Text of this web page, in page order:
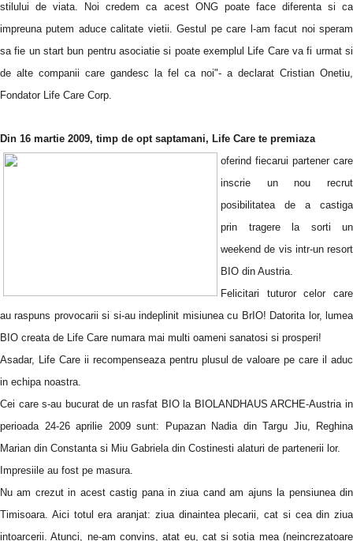
stilului de viata. Noi credem ca acest ONG poate face diferenta si ca
impreuna putem aduce calitate vietii. Gestul pe care l-am facut noi speram
sa fie un start bun pentru asociatie si poate exemplul Life Care va fi urmat si
de alte companii care gandesc la fel ca noi"- a declarat Cristian Onetiu,
Fondator Life Care Corp.
Din 16 martie 2009, timp de opt saptamani, Life Care te premiaza
oferind fiecarui partener care
inscrie un nou recrut
posibilitatea de a castiga
prin tragere la sorti un
weekend de vis intr-un resort
BIO din Austria.
Felicitari tuturor celor care
au raspuns provocarii si si-au indeplinit misiunea cu BrIO! Datorita lor, lumea
BIO creata de Life Care numara mai multi oameni sanatosi si prosperi!
Asadar, Life Care ii recompenseaza pentru plusul de valoare pe care il aduc
in echipa noastra.
Cei care s-au bucurat de un rasfat BIO la BIOLANDHAUS ARCHE-Austria in
perioada 24-26 aprilie 2009 sunt: Pupazan Nadia din Targu Jiu, Reghina
Marian din Constantasi Miu Gabriela din Costinesti alaturi de partenerii lor.
Impresiile au fost pe masura.
Nu am crezut in acest castig pana in ziua cand am ajuns la pensiunea din
Timisoara. Aici totul era aranjat: ziua dinaintea plecarii, cat si cea din ziua
intoarcerii. Atunci, ne-am convins, atat eu, cat si sotia mea (neincrezatoare